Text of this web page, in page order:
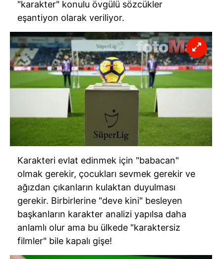
"karakter" konulu övgülü sözcükler
eşantiyon olarak veriliyor.
Karakteri evlat edinmek için "babacan"
olmak gerekir, çocukları sevmek gerekir ve
ağızdan çıkanların kulaktan duyulması
gerekir. Birbirlerine "deve kini" besleyen
başkanların karakter analizi yapılsa daha
anlamlı olur ama bu ülkede "karaktersiz
filmler" bile kapalı gişe!